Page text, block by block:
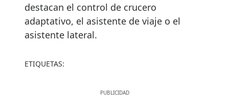
destacan el control de crucero
adaptativo, el asistente de viaje o el
asistente lateral.
ETIQUETAS: